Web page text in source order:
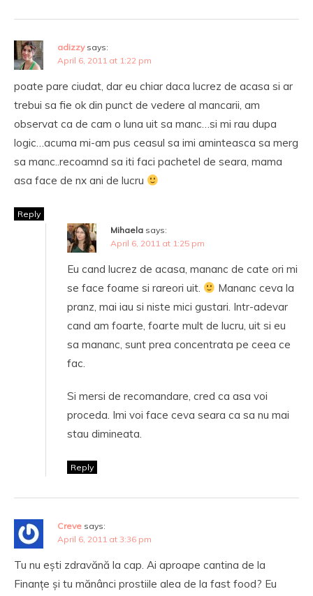
adizzy says:
April 6, 2011 at 1:22 pm
poate pare ciudat, dar eu chiar daca lucrez de acasa si ar
trebui sa fie ok din punct de vedere al mancarii, am
observat ca de cam o luna uit sa manc…si mi rau dupa
logic…acuma mi-am pus ceasul sa imi aminteasca sa merg
sa manc..recoamnd sa iti faci pachetel de seara, mama
asa face de nx ani de lucru
Reply
Mihaela says:
April 6, 2011 at 1:25 pm
Eu cand lucrez de acasa, mananc de cate ori mi
se face foame si rareori uit.
Mananc ceva la
pranz, mai iau si niste mici gustari. Intr-adevar
cand am foarte, foarte mult de lucru, uit si eu
sa mananc, sunt prea concentrata pe ceea ce
fac.
Si mersi de recomandare, cred ca asa voi
proceda. Imi voi face ceva seara ca sa nu mai
stau dimineata.
Reply
Creve says:
April 6, 2011 at 3:36 pm
Tu nu ești zdravănă la cap. Ai aproape cantina de la
Finanțe și tu mănânci prostiile alea de la fast food? Eu